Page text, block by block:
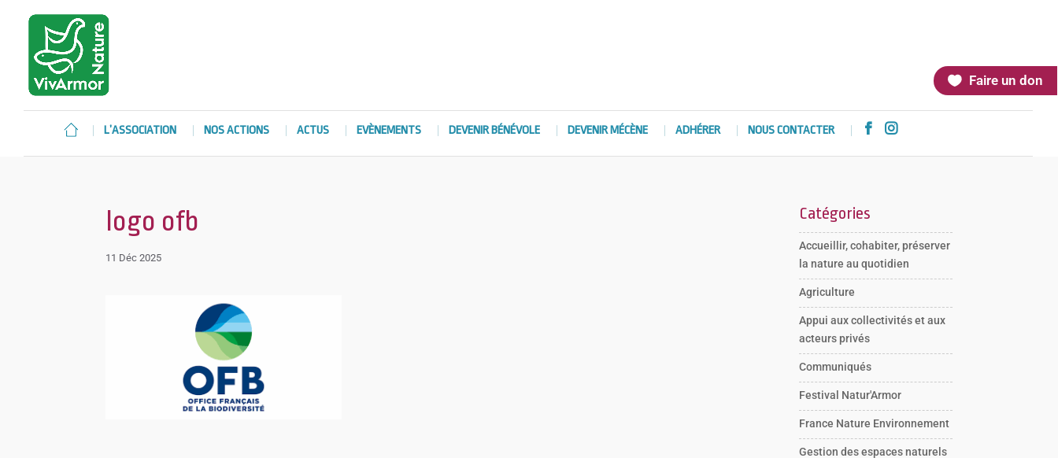
Faire un don
L’ASSOCIATION NOS ACTIONS ACTUS EVÈNEMENTS DEVENIR BÉNÉVOLE DEVENIR MÉCÈNE ADHÉRER NOUS CONTACTER  
logo ofb
11 Déc 2025
Catégories
Accueillir, cohabiter, préserver
la nature au quotidien
Agriculture
Appui aux collectivités et aux
acteurs privés
Communiqués
Festival Natur'Armor
France Nature Environnement
Gestion des espaces naturels